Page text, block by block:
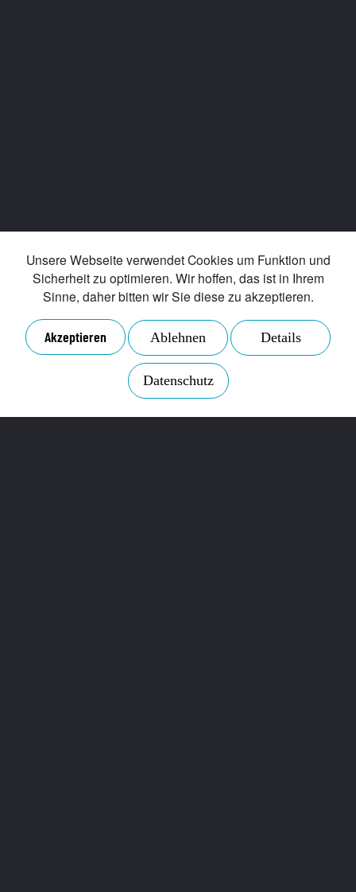
Unsere Webseite verwendet Cookies um Funktion und
Sicherheit zu optimieren. Wir hoffen, das ist in Ihrem
Sinne, daher bitten wir Sie diese zu akzeptieren.
Akzeptieren Ablehnen Details
Datenschutz